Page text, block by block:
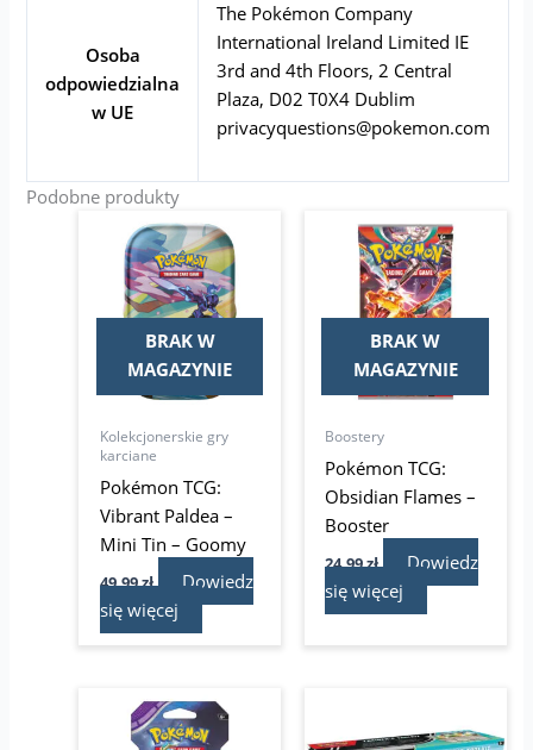
Osoba
odpowiedzialna
w UE
The Pokémon Company
International Ireland Limited IE
3rd and 4th Floors, 2 Central
Plaza, D02 T0X4 Dublim
privacyquestions@pokemon.com
Podobne produkty
BRAK W
MAGAZYNIE
Kolekcjonerskie gry
karciane
Pokémon TCG:
Vibrant Paldea –
Mini Tin – Goomy
49,99zł
Dowiedz
się więcej
BRAK W
MAGAZYNIE
Boostery
Pokémon TCG:
Obsidian Flames –
Booster
24,99zł
Dowiedz
się więcej